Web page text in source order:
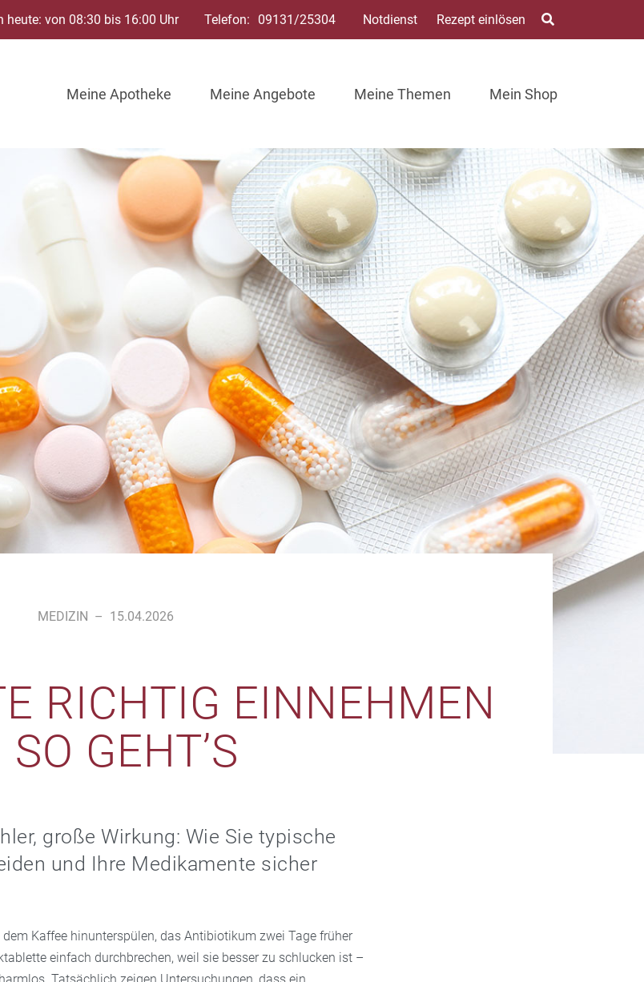
heute: von 08:30 bis 16:00 Uhr Telefon: 09131/25304 Notdienst Rezept einlösen
Meine Apotheke Meine Angebote Meine Themen Mein Shop
MEDIZIN – 15.04.2026
RICHTIG EINNEHMEN
GEHT’S
große Wirkung: Wie Sie typische
und Ihre Medikamente sicher
Kaffee hinunterspülen, das Antibiotikum zwei Tage früher
einfach durchbrechen, weil sie besser zu schlucken ist –